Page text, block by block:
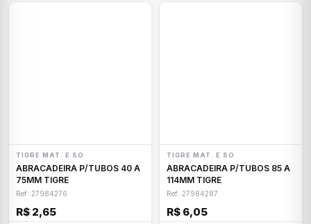
TIGRE MAT. E SO
ABRACADEIRA P/TUBOS 40 A
75MM TIGRE
Ref: 27984276
R$ 2,65
TIGRE MAT. E SO
ABRACADEIRA P/TUBOS 85 A
114MM TIGRE
Ref: 27984287
R$ 6,05